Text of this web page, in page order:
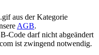
aus der Kategorie
AGB.
Code darf nicht abgeändert
ist zwingend notwendig.